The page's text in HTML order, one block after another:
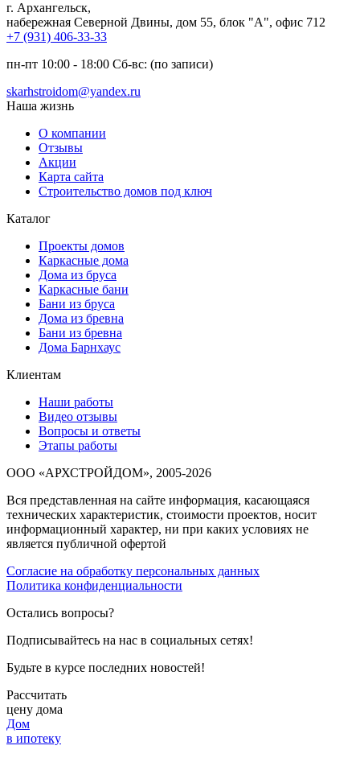
г. Архангельск,
набережная Северной Двины, дом 55, блок "А", офис 712
+7 (931) 406-33-33
пн-пт 10:00 - 18:00 Сб-вс: (по записи)
skarhstroidom@yandex.ru
Наша жизнь
О компании
Отзывы
Акции
Карта сайта
Строительство домов под ключ
Каталог
Проекты домов
Каркасные дома
Дома из бруса
Каркасные бани
Бани из бруса
Дома из бревна
Бани из бревна
Дома Барнхаус
Клиентам
Наши работы
Видео отзывы
Вопросы и ответы
Этапы работы
ООО «АРХСТРОЙДОМ», 2005-2026
Вся представленная на сайте информация, касающаяся
технических характеристик, стоимости проектов, носит
информационный характер, ни при каких условиях не
является публичной офертой
Согласие на обработку персональных данных
Политика конфиденциальности
Остались вопросы?
Подписывайтесь на нас в социальных сетях!
Будьте в курсе последних новостей!
Рассчитать
цену дома
Дом
в ипотеку